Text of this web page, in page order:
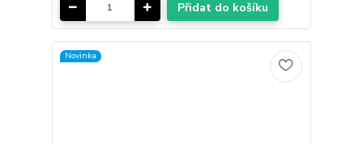
Přidat do košíku
Novinka